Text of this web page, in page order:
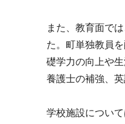
また、教育面で
た。町単独教員
礎学力の向上や
養護士の補強、
学校施設につい